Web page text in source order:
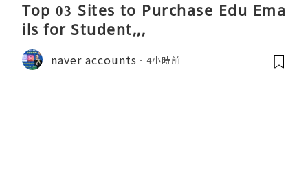
Top 03 Sites to Purchase Edu Ema
ils for Student,,,
naver accounts 4小時前